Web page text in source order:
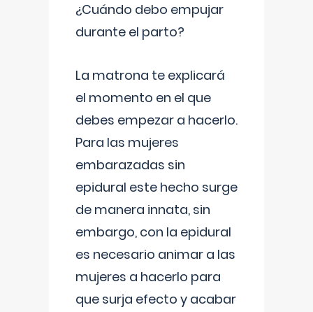
¿Cuándo debo empujar
durante el parto?
La matrona te explicará
el momento en el que
debes empezar a hacerlo.
Para las mujeres
embarazadas sin
epidural este hecho surge
de manera innata, sin
embargo, con la epidural
es necesario animar a las
mujeres a hacerlo para
que surja efecto y acabar